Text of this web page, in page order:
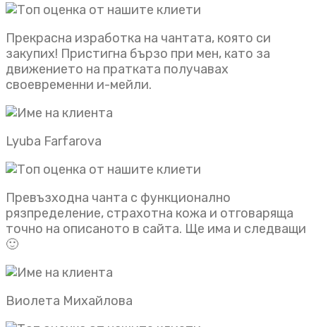
Прекрасна изработка на чантата, която си
закупих! Пристигна бързо при мен, като за
движението на пратката получавах
своевременни и-мейли.
Lyuba Farfarova
Превъзходна чанта с функционално
рязпределение, страхотна кожа и отговаряща
точно на описаното в сайта. Ще има и следващи
🙂
Виолета Михайлова